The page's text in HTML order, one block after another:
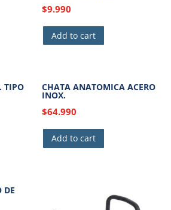
$9.990
Add to cart
TIPO CHATA ANATOMICA ACERO
INOX.
$64.990
Add to cart
DE